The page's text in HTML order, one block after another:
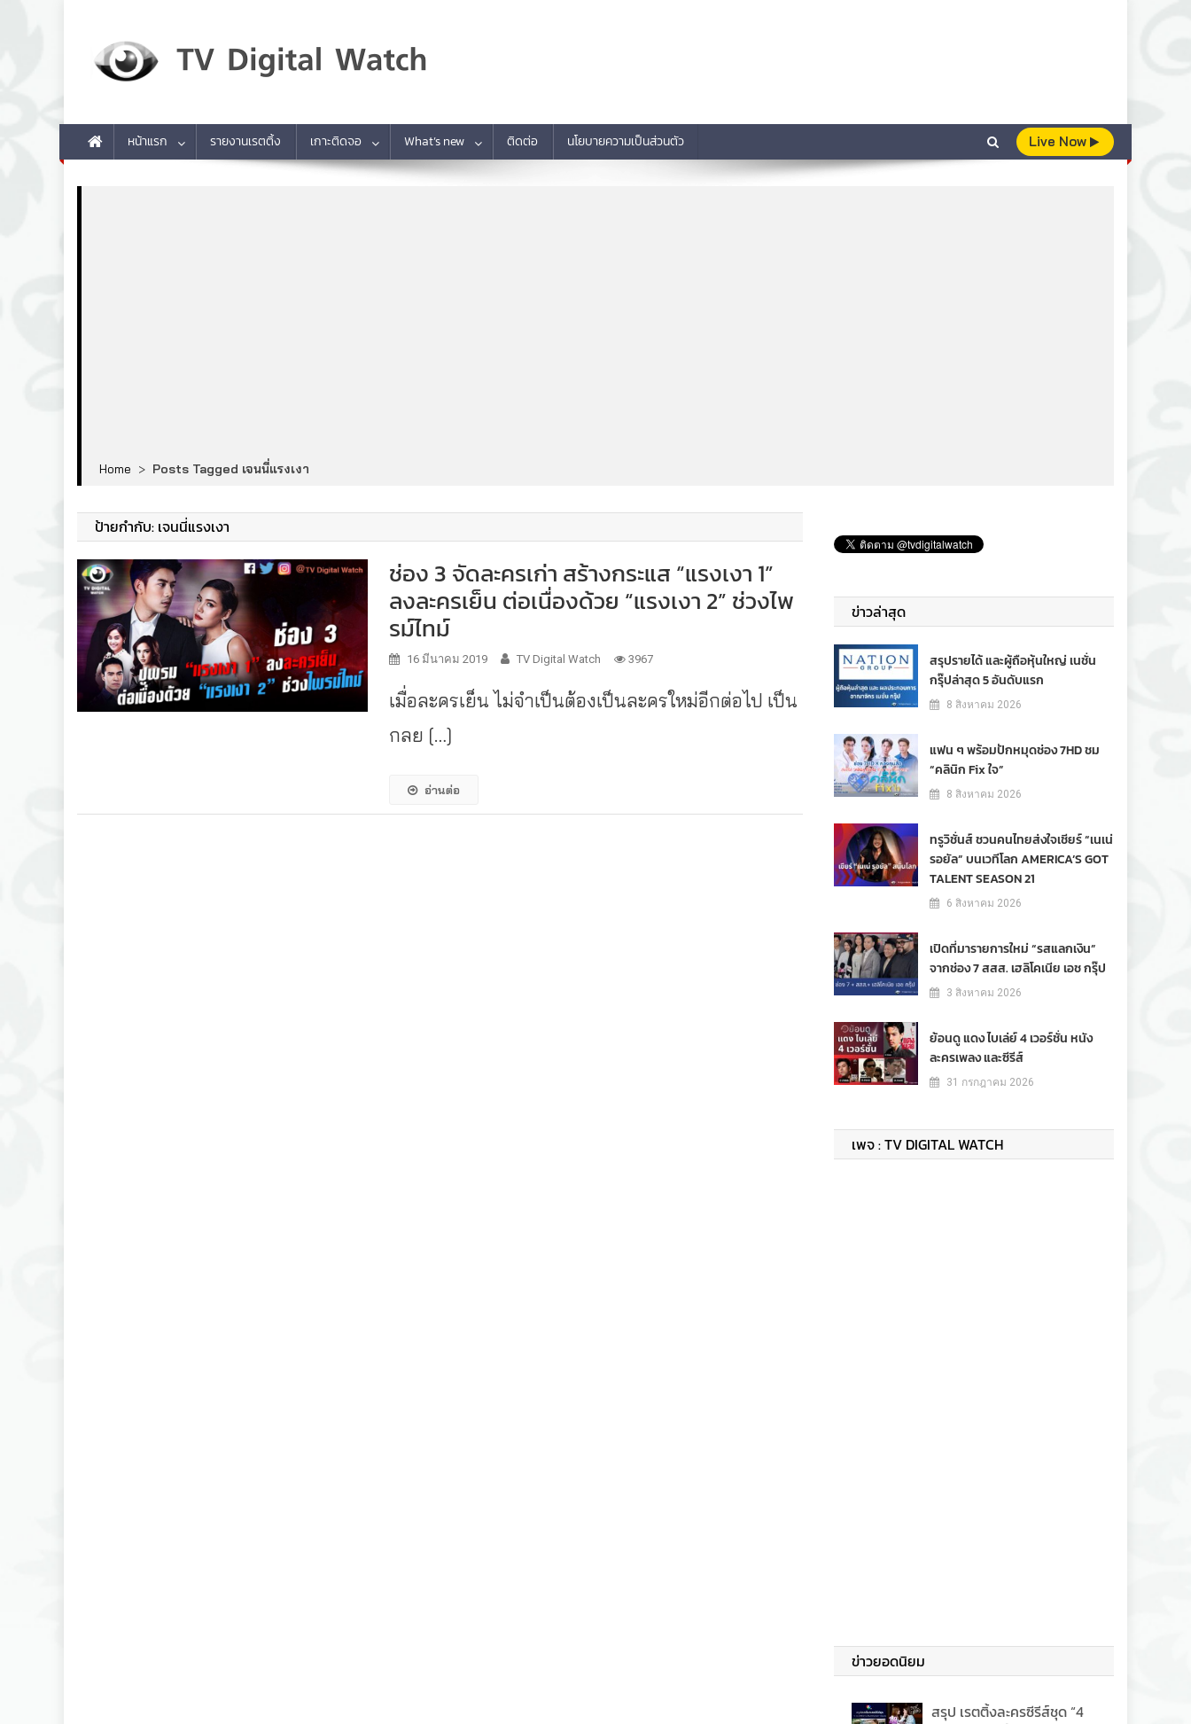
หน้าแรก รายงานเรตติ้ง เกาะติดจอ What’s new ติดต่อ นโยบายความเป็นส่วนตัว Live Now
Home > Posts Tagged เจนนี่แรงเงา
ป้ายกำกับ: เจนนี่แรงเงา
ช่อง 3 จัดละครเก่า สร้างกระแส “แรงเงา 1”
ลงละครเย็น ต่อเนื่องด้วย “แรงเงา 2” ช่วงไพ
รม์ไทม์
16 มีนาคม 2019 TV Digital Watch 3967
เมื่อละครเย็น ไม่จำเป็นต้องเป็นละครใหม่อีกต่อไป เป็น
กลย […]
อ่านต่อ
ข่าวล่าสุด
สรุปรายได้ และผู้ถือหุ้นใหญ่ เนชั่น
กรุ๊ปล่าสุด 5 อันดับแรก
8 สิงหาคม 2026
แฟน ๆ พร้อมปักหมุดช่อง 7HD ชม
“คลินิก Fix ใจ”
8 สิงหาคม 2026
ทรูวิชั่นส์ ชวนคนไทยส่งใจเชียร์ “เนเน่
รอยัล” บนเวทีโลก AMERICA’S GOT
TALENT SEASON 21
6 สิงหาคม 2026
เปิดที่มารายการใหม่ “รสแลกเงิน”
จากช่อง 7 สสส. เฮลิโคเนีย เอช กรุ๊ป
3 สิงหาคม 2026
ย้อนดู แดง ไบเล่ย์ 4 เวอร์ชั่น หนัง
ละครเพลง และซีรีส์
31 กรกฎาคม 2026
เพจ : TV DIGITAL WATCH
ข่าวยอดนิยม
สรุป เรตติ้งละครซีรีส์ชุด “4